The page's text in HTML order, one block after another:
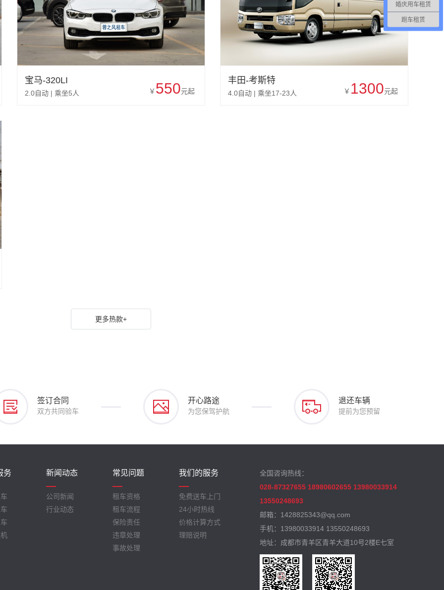
宝马-320LI
2.0自动 | 乘坐5人 ￥ 550元起
丰田-考斯特
4.0自动 | 乘坐17-23人 ￥ 1300元起
更多热款+
签订合同
双方共同验车
开心路途
为您保驾护航
退还车辆
提前为您预留
务 新闻动态
公司新闻
行业动态
常见问题
租车资格
租车流程
保险责任
违章处理
事故处理
我们的服务
免费送车上门
24小时热线
价格计算方式
理赔说明
全国咨询热线：
028-87327655 18980602655 13980033914
13550248693
邮箱：1428825343@qq.com
手机：13980033914 13550248693
地址：成都市青羊区青羊大道10号2楼E七室
婚庆用车租赁
跑车租赁